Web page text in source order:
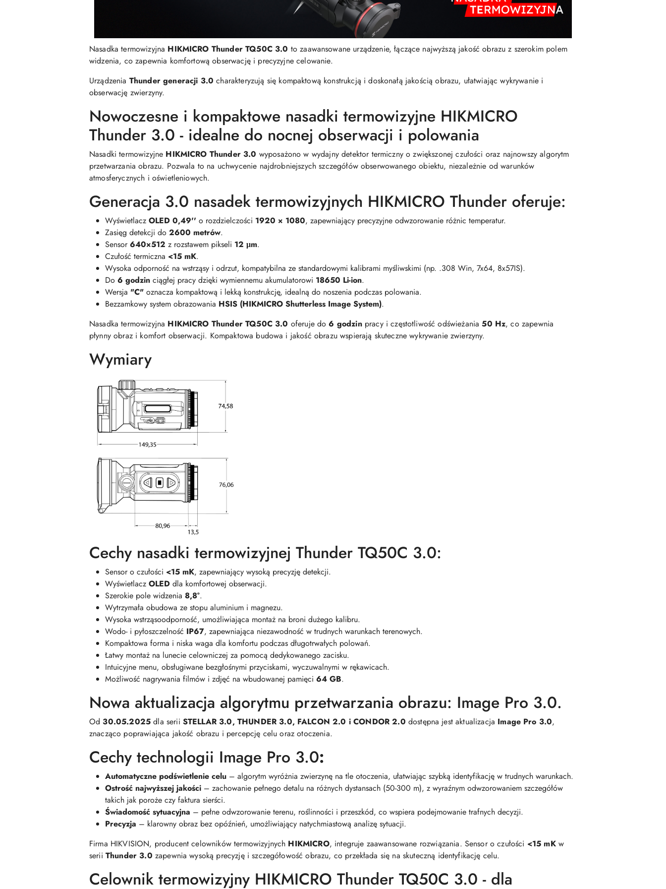
Nasadka termowizyjna HIKMICRO Thunder TQ50C 3.0 to zaawansowane urządzenie, łączące najwyższą jakość obrazu z szerokim polem
widzenia, co zapewnia komfortową obserwację i precyzyjne celowanie.
Urządzenia Thunder generacji 3.0 charakteryzują się kompaktową konstrukcją i doskonałą jakością obrazu, ułatwiając wykrywanie i
obserwację zwierzyny.
Nowoczesne i kompaktowe nasadki termowizyjne HIKMICRO
Thunder 3.0 - idealne do nocnej obserwacji i polowania
Nasadki termowizyjne HIKMICRO Thunder 3.0 wyposażono w wydajny detektor termiczny o zwiększonej czułości oraz najnowszy algorytm
przetwarzania obrazu. Pozwala to na uchwycenie najdrobniejszych szczegółów obserwowanego obiektu, niezależnie od warunków
atmosferycznych i oświetleniowych.
Generacja 3.0 nasadek termowizyjnych HIKMICRO Thunder oferuje:
Wyświetlacz OLED 0,49'' o rozdzielczości 1920 × 1080, zapewniający precyzyjne odwzorowanie różnic temperatur.
Zasięg detekcji do 2600 metrów.
Sensor640×512 z rozstawem pikseli 12 μm.
Czułość termiczna <15 mK.
Wysoka odporność na wstrząsy i odrzut, kompatybilna ze standardowymi kalibrami myśliwskimi (np. .308 Win, 7x64, 8x57IS).
Do 6 godzin ciągłej pracy dzięki wymiennemu akumulatorowi 18650 Li-ion.
Wersja "C" oznacza kompaktową i lekką konstrukcję, idealną do noszenia podczas polowania.
Bezzamkowy system obrazowania HSIS (HIKMICRO Shutterless Image System).
Nasadka termowizyjna HIKMICRO Thunder TQ50C 3.0 oferuje do6 godzinpracy i częstotliwość odświeżania50 Hz, co zapewnia
płynny obraz i komfort obserwacji. Kompaktowa budowa i jakość obrazu wspierają skuteczne wykrywanie zwierzyny.
Wymiary
Cechy nasadki termowizyjnej Thunder TQ50C 3.0:
Sensor o czułości <15 mK, zapewniający wysoką precyzję detekcji.
Wyświetlacz OLED dla komfortowej obserwacji.
Szerokie pole widzenia 8,8°.
Wytrzymała obudowa ze stopu aluminium i magnezu.
Wysoka wstrząsoodporność, umożliwiająca montaż na broni dużego kalibru.
Wodo- i pyłoszczelność IP67, zapewniająca niezawodność w trudnych warunkach terenowych.
Kompaktowa forma i niska waga dla komfortu podczas długotrwałych polowań.
Łatwy montaż na lunecie celowniczej za pomocą dedykowanego zacisku.
Intuicyjne menu, obsługiwane bezgłośnymi przyciskami, wyczuwalnymi w rękawicach.
Możliwość nagrywania filmów i zdjęć na wbudowanej pamięci 64 GB.
Nowa aktualizacja algorytmu przetwarzania obrazu: Image Pro 3.0.
Od30.05.2025 dla serii STELLAR 3.0, THUNDER 3.0, FALCON 2.0 i CONDOR 2.0 dostępna jest aktualizacja Image Pro 3.0,
znacząco poprawiająca jakość obrazu i percepcję celu oraz otoczenia.
Cechy technologii Image Pro 3.0:
Automatyczne podświetlenie celu – algorytm wyróżnia zwierzynę na tle otoczenia, ułatwiając szybką identyfikację w trudnych warunkach.
Ostrość najwyższej jakości – zachowanie pełnego detalu na różnych dystansach (50-300 m), z wyraźnym odwzorowaniem szczegółów
takich jak poroże czy faktura sierści.
Świadomość sytuacyjna – pełne odwzorowanie terenu, roślinności i przeszkód, co wspiera podejmowanie trafnych decyzji.
Precyzja – klarowny obraz bez opóźnień, umożliwiający natychmiastową analizę sytuacji.
Firma HIKVISION, producent celowników termowizyjnych HIKMICRO, integruje zaawansowane rozwiązania. Sensor o czułości <15 mKw
serii Thunder 3.0 zapewnia wysoką precyzję i szczegółowość obrazu, co przekłada się na skuteczną identyfikację celu.
Celownik termowizyjny HIKMICRO Thunder TQ50C 3.0 - dla